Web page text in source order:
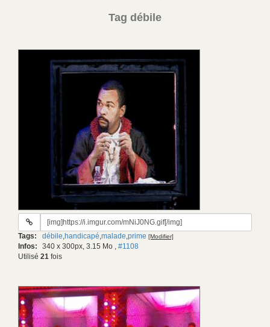
Tag débile
URL
gif:
Tags: débile,handicapé,malade,prime [Modifier]
Infos: 340 x 300px, 3.15 Mo , #1108
Utilisé 21 fois